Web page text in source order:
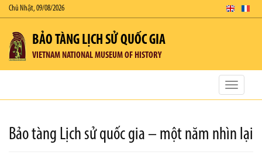
Chủ Nhật, 09/08/2026
BẢO TÀNG LỊCH SỬ QUỐC GIA
VIETNAM NATIONAL MUSEUM OF HISTORY
Toggle
Bảo tàng Lịch sử quốc gia – một năm nhìn lại